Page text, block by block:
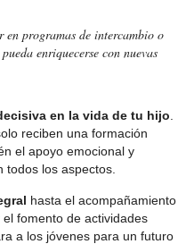
programas de intercambio o
enriquecerse con nuevas
en la vida de tu hijo
reciben una formación
el apoyo emocional y
los aspectos.
hasta el acompañamiento
el fomento de actividades
a los jóvenes para un futuro